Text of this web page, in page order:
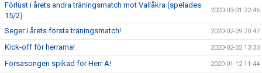
Förlust i årets andra träningsmatch mot Vallåkra (spelades
15/2)
2020-03-01 22:46
Seger i årets första träningsmatch! 2020-02-09 20:47
Kick-off för herrarna! 2020-02-02 13:33
Försäsongen spikad för Herr A! 2020-01-12 11:44